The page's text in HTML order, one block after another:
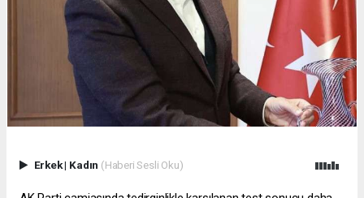
Erkek| Kadın (Haberi Sesli Oku)